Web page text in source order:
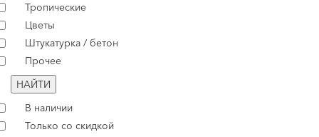
Тропические
Цветы
Штукатурка / бетон
Прочее
НАЙТИ
В наличии
Только со скидкой